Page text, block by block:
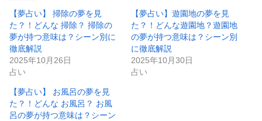
【夢占い】 掃除の夢を見
た？！どんな 掃除？ 掃除の
夢が持つ意味は？シーン別に
徹底解説
2025年10月26日
占い
【夢占い】遊園地の夢を見
た？！どんな遊園地？遊園地
の夢が持つ意味は？シーン別
に徹底解説
2025年10月30日
占い
【夢占い】 お風呂の夢を見
た？！どんな お風呂？ お風
呂の夢が持つ意味は？シーン